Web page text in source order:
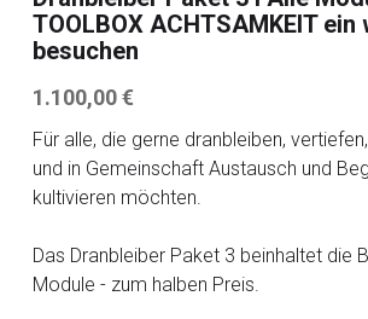
TOOLBOX ACHTSAMKEIT
besuchen
1.100,00 €
Für alle, die gerne dranbleiben,
und in Gemeinschaft Austausch und
kultivieren möchten.
Das Dranbleiber Paket 3 beinhaltet die
Module - zum halben Preis.